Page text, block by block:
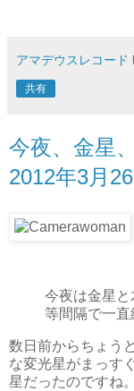
アマデウスレコード
共有
今夜、金星
2012年3月
今夜は金星
等間隔で一直
数日前からちょう
な変光星がまっす
星だったのですね